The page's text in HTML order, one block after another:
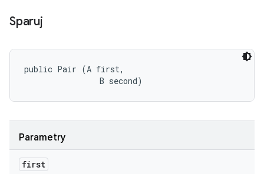
Sparuj
public Pair (A first,
                B second)
Parametry
first